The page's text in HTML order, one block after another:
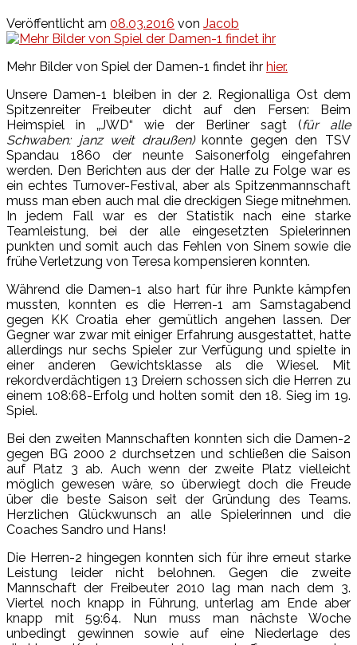
Veröffentlicht am 08.03.2016 von Jacob
Mehr Bilder von Spiel der Damen-1 findet ihr hier.
Unsere Damen-1 bleiben in der 2. Regionalliga Ost dem
Spitzenreiter Freibeuter dicht auf den Fersen: Beim
Heimspiel in „JWD“ wie der Berliner sagt (für alle
Schwaben: janz weit draußen)konnte gegen den TSV
Spandau 1860 der neunte Saisonerfolg eingefahren
werden. Den Berichten aus der der Halle zu Folge war es
ein echtes Turnover-Festival, aber als Spitzenmannschaft
muss man eben auch mal die dreckigen Siege mitnehmen.
In jedem Fall war es der Statistik nach eine starke
Teamleistung, bei der alle eingesetzten Spielerinnen
punkten und somit auch das Fehlen von Sinem sowie die
frühe Verletzung von Teresa kompensieren konnten.
Während die Damen-1 also hart für ihre Punkte kämpfen
mussten, konnten es die Herren-1 am Samstagabend
gegen KK Croatia eher gemütlich angehen lassen. Der
Gegner war zwar mit einiger Erfahrung ausgestattet, hatte
allerdings nur sechs Spieler zur Verfügung und spielte in
einer anderen Gewichtsklasse als die Wiesel. Mit
rekordverdächtigen 13 Dreiern schossen sich die Herren zu
einem 108:68-Erfolg und holten somit den 18. Sieg im 19.
Spiel.
Bei den zweiten Mannschaften konnten sich die Damen-2
gegen BG 2000 2 durchsetzen und schließen die Saison
auf Platz 3 ab. Auch wenn der zweite Platz vielleicht
möglich gewesen wäre, so überwiegt doch die Freude
über die beste Saison seit der Gründung des Teams.
Herzlichen Glückwunsch an alle Spielerinnen und die
Coaches Sandro und Hans!
Die Herren-2 hingegen konnten sich für ihre erneut starke
Leistung leider nicht belohnen. Gegen die zweite
Mannschaft der Freibeuter 2010 lag man nach dem 3.
Viertel noch knapp in Führung, unterlag am Ende aber
knapp mit 59:64. Nun muss man nächste Woche
unbedingt gewinnen sowie auf eine Niederlage des